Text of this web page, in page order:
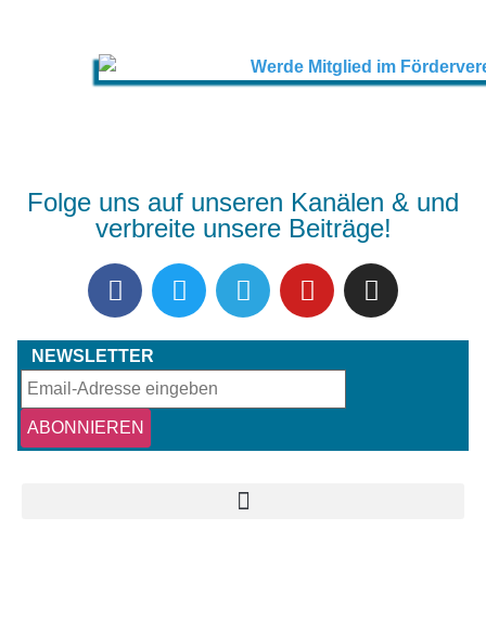
Folge uns auf unseren Kanälen & und
verbreite unsere Beiträge!
NEWSLETTER